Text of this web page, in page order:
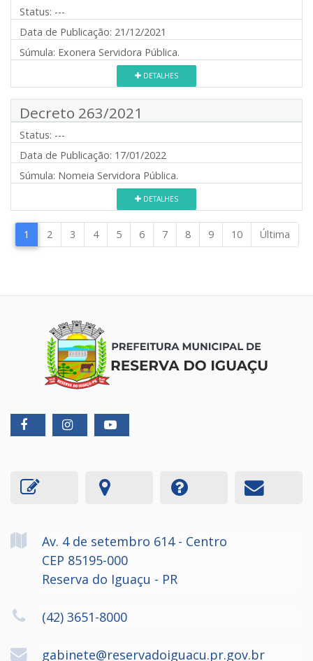
Status: ---
Data de Publicação: 21/12/2021
Súmula: Exonera Servidora Pública.
DETALHES
Decreto 263/2021
Status: ---
Data de Publicação: 17/01/2022
Súmula: Nomeia Servidora Pública.
DETALHES
1 2 3 4 5 6 7 8 9 10 Última
Av. 4 de setembro 614 - Centro
CEP 85195-000
Reserva do Iguaçu - PR
(42) 3651-8000
gabinete@reservadoiguacu.pr.gov.br